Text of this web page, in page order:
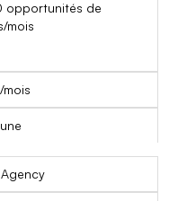
opportunités de
mois
mois
Agency